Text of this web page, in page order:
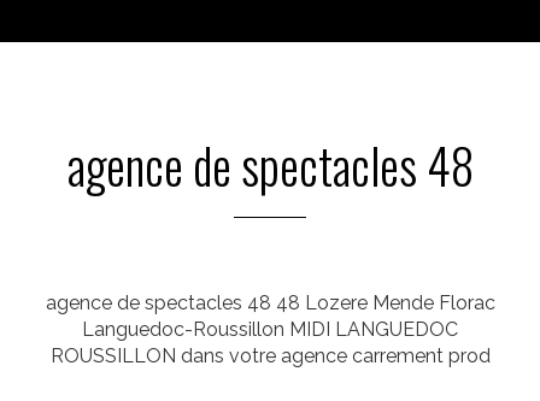
agence de spectacles 48
agence de spectacles 48 48 Lozere Mende Florac
Languedoc-Roussillon MIDI LANGUEDOC
ROUSSILLON dans votre agence carrement prod